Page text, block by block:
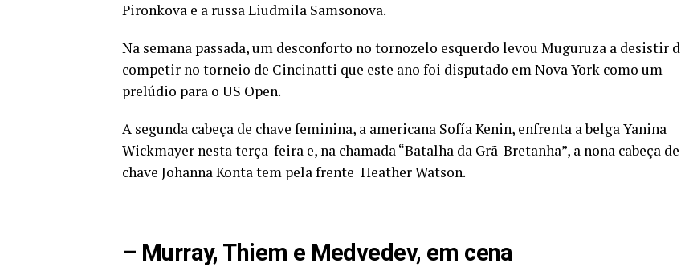
Pironkova e a russa Liudmila Samsonova.
Na semana passada, um desconforto no tornozelo esquerdo levou Muguruza a desistir
competir no torneio de Cincinatti que este ano foi disputado em Nova York como um
prelúdio para o US Open.
A segunda cabeça de chave feminina, a americana Sofía Kenin, enfrenta a belga Yanina
Wickmayer nesta terça-feira e, na chamada “Batalha da Grã-Bretanha”, a nona cabeça de
chave Johanna Konta tem pela frente Heather Watson.
– Murray, Thiem e Medvedev, em cena